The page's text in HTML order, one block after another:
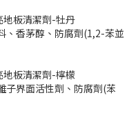
板清潔劑-牡丹
、香茅醇、防腐劑(1,2-苯並
板清潔劑-檸檬
子界面活性劑、防腐劑(苯